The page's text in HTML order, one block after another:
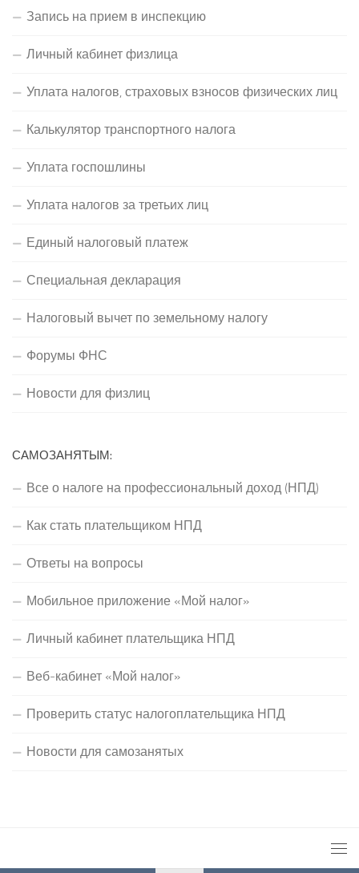
Запись на прием в инспекцию
Личный кабинет физлица
Уплата налогов, страховых взносов физических лиц
Калькулятор транспортного налога
Уплата госпошлины
Уплата налогов за третьих лиц
Единый налоговый платеж
Специальная декларация
Налоговый вычет по земельному налогу
Форумы ФНС
Новости для физлиц
САМОЗАНЯТЫМ:
Все о налоге на профессиональный доход (НПД)
Как стать плательщиком НПД
Ответы на вопросы
Мобильное приложение «Мой налог»
Личный кабинет плательщика НПД
Веб-кабинет «Мой налог»
Проверить статус налогоплательщика НПД
Новости для самозанятых